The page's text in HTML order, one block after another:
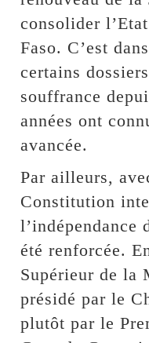
consolider
Faso. C’est
certains
souffrance
années ont
avancée.
Par ailleurs,
Constitution
été renforcée.
Supérieur de la
présidé par le
plutôt par le